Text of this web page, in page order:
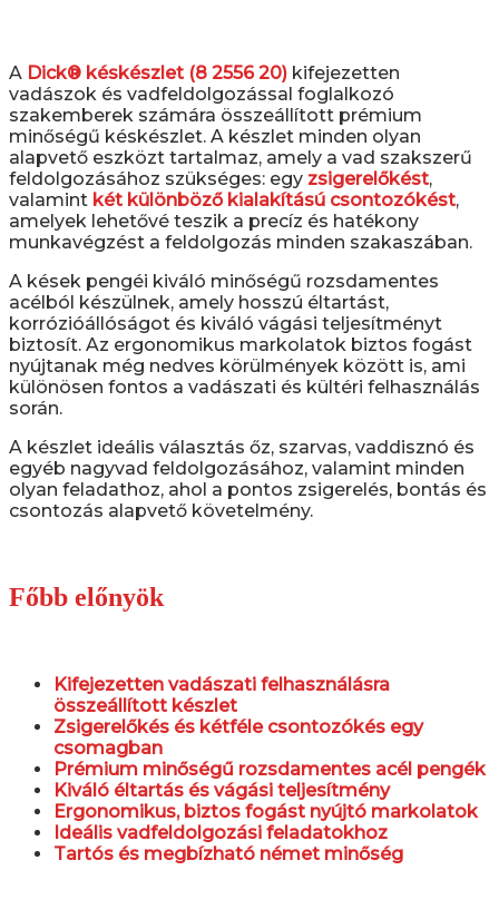
A Dick® késkészlet (8 2556 20) kifejezetten
vadászok és vadfeldolgozással foglalkozó
szakemberek számára összeállított prémium
minőségű késkészlet. A készlet minden olyan
alapvető eszközt tartalmaz, amely a vad szakszerű
feldolgozásához szükséges: egy zsigerelőkést,
valamint két különböző kialakítású csontozókést,
amelyek lehetővé teszik a precíz és hatékony
munkavégzést a feldolgozás minden szakaszában.
A kések pengéi kiváló minőségű rozsdamentes
acélból készülnek, amely hosszú éltartást,
korrózióállóságot és kiváló vágási teljesítményt
biztosít. Az ergonomikus markolatok biztos fogást
nyújtanak még nedves körülmények között is, ami
különösen fontos a vadászati és kültéri felhasználás
során.
A készlet ideális választás őz, szarvas, vaddisznó és
egyéb nagyvad feldolgozásához, valamint minden
olyan feladathoz, ahol a pontos zsigerelés, bontás és
csontozás alapvető követelmény.
Főbb előnyök
Kifejezetten vadászati felhasználásra
összeállított készlet
Zsigerelőkés és kétféle csontozókés egy
csomagban
Prémium minőségű rozsdamentes acél pengék
Kiváló éltartás és vágási teljesítmény
Ergonomikus, biztos fogást nyújtó markolatok
Ideális vadfeldolgozási feladatokhoz
Tartós és megbízható német minőség